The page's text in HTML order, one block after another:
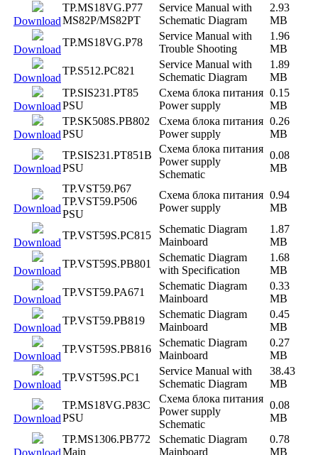
Download
TP.MS18VG.P77
MS82P/MS82PT
Service Manual with
Schematic Diagram
2.93
MB
Download
TP.MS18VG.P78
Service Manual with
Trouble Shooting
1.96
MB
Download
TP.S512.PC821
Service Manual with
Schematic Diagram
1.89
MB
Download
TP.SIS231.PT85
PSU
Схема блока питания
Power supply
0.15
MB
Download
TP.SK508S.PB802
PSU
Схема блока питания
Power supply
0.26
MB
Download
TP.SIS231.PT851B
PSU
Схема блока питания
Power supply
Schematic
0.08
MB
Download
TP.VST59.P67
TP.VST59.P506
PSU
Схема блока питания
Power supply
0.94
MB
Download
TP.VST59S.PC815
Schematic Diagram
Mainboard
1.87
MB
Download
TP.VST59S.PB801
Schematic Diagram
with Specification
1.68
MB
Download
TP.VST59.PA671
Schematic Diagram
Mainboard
0.33
MB
Download
TP.VST59.PB819
Schematic Diagram
Mainboard
0.45
MB
Download
TP.VST59S.PB816
Schematic Diagram
Mainboard
0.27
MB
Download
TP.VST59S.PC1
Service Manual with
Schematic Diagram
38.43
MB
Download
TP.MS18VG.P83C
PSU
Схема блока питания
Power supply
Schematic
0.08
MB
Download
TP.MS1306.PB772
Main
Schematic Diagram
Mainboard
0.78
MB